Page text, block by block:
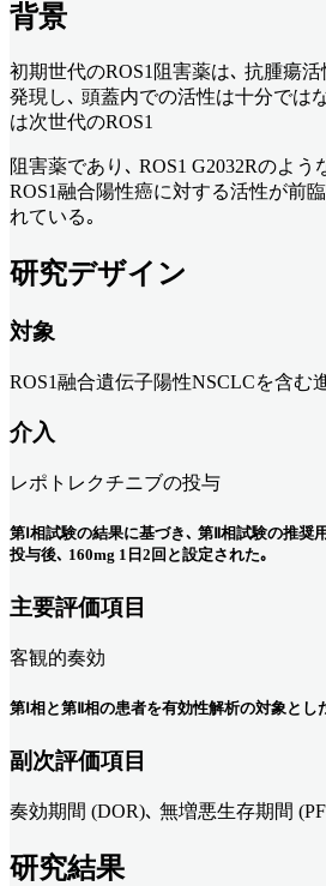
背景
初期世代のROS1阻害薬は､ 抗腫瘍
発現し､ 頭蓋内での活性は十分では
は次世代のROS1
阻害薬であり､ ROS1 G2032Rのよ
ROS1融合陽性癌に対する活性が前
れている｡
研究デザイン
対象
ROS1融合遺伝子陽性NSCLCを含む
介入
レポトレクチニブの投与
第Ⅰ相試験の結果に基づき､ 第Ⅱ相試験の推奨
投与後､ 160mg 1日2回と設定された｡
主要評価項目
客観的奏効
第Ⅰ相と第Ⅱ相の患者を有効性解析の対象とし
副次評価項目
奏効期間 (DOR)､ 無増悪生存期間
研究結果